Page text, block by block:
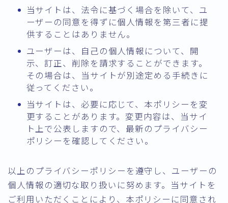
当サイトは、法令に基づく場合を除いて、ユ
ーザーの同意を得ずに個人情報を第三者に提
供することはありません。
ユーザーは、自己の個人情報について、開
示、訂正、削除を請求することができます。
その場合は、当サイトが別途定める手続きに
従ってください。
当サイトは、必要に応じて、本ポリシーを変
更することがあります。変更内容は、当サイ
ト上で公表しますので、最新のプライバシー
ポリシーを確認してください。
以上のプライバシーポリシーを遵守し、ユーザーの
個人情報の適切な取り扱いに努めます。当サイトを
ご利用いただくことにより、本ポリシーに同意され